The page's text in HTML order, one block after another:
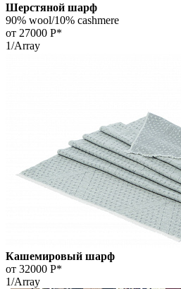
Шерстяной шарф
90% wool/10% cashmere
от 27000 Р*
1/Array
Кашемировый шарф
от 32000 Р*
1/Array